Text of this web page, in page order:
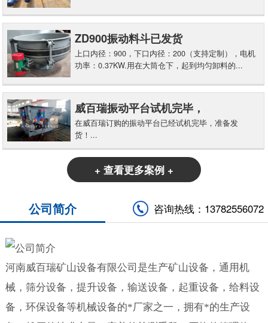
ZD900振动料斗已发货
上口内径：900，下口内径：200（支持定制），电机
功率：0.37KW.用在大筒仓下，起到均匀卸料的...
威百瑞振动平台试机完毕，
在威百瑞订购的振动平台已经试机完毕，准备发
货！...
+ 查看更多案例 +
咨询热线：13782556072
公司简介
河南威百瑞矿山设备有限公司是生产矿山设备，通用机
械，筛分设备，提升设备，输送设备，起重设备，给料设
备，环保设备等机械设备的*厂家之一，拥有*的生产设